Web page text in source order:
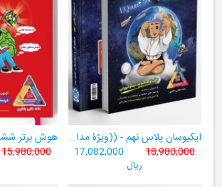
ایکیوسان پلاس نهم - ((ویژۀ مدارس نمونه دولتی، تیزهوشان و سمپاد+ فیلم‌های آموزشی+سامانۀ آزمون‌ساز رایگان))
18,980,000
17,082,000
ریال
15,980,000